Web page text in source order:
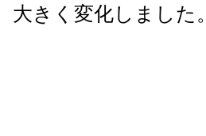
大きく変化しました。